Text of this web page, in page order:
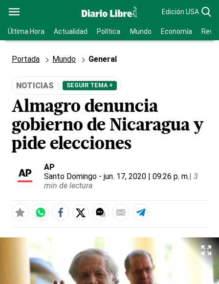
Edición USA
Última Hora Actualidad Política Mundo Economía
Portada Mundo General
NOTICIAS SEGUIR TEMA +
Almagro denuncia
gobierno de Nicaragua y
pide elecciones
AP
Santo Domingo - jun. 17, 2020 | 09:26 p. m.| 3
min de lectura